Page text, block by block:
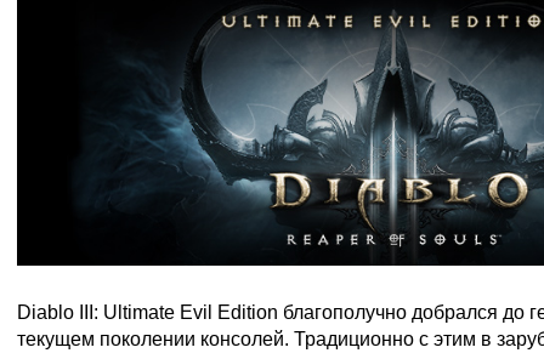
Diablo III: Ultimate Evil Edition благополучно добрался до
текущем поколении консолей. Традиционно с этим в